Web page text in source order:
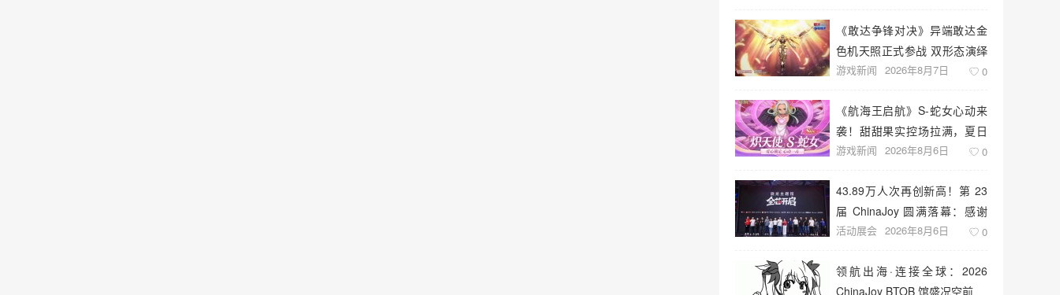
《敢达争锋对决》异端敢达金
色机天照正式参战 双形态演绎
空中战技
游戏新闻 2026年8月7日 0
《航海王启航》S-蛇女心动来
袭！甜甜果实控场拉满，夏日
盛宴开启
游戏新闻 2026年8月6日 0
43.89万人次再创新高！第 23
届 ChinaJoy 圆满落幕：感谢
有你，共赴这场“与 AI 同游”的
活动展会 2026年8月6日 0
领航出海·连接全球：2026
ChinaJoy BTOB 馆盛况空前